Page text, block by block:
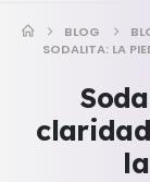
BLOG
SODALITA: LA